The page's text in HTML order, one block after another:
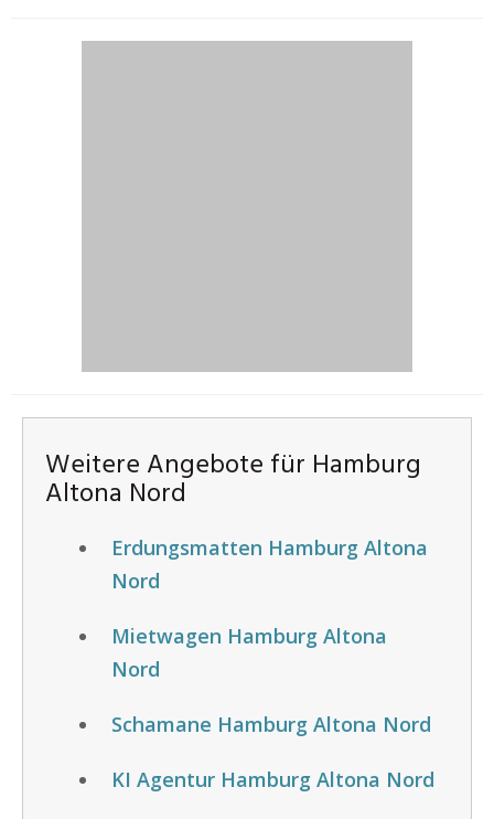
Weitere Angebote für Hamburg
Altona Nord
Erdungsmatten Hamburg Altona
Nord
Mietwagen Hamburg Altona
Nord
Schamane Hamburg Altona Nord
KI Agentur Hamburg Altona Nord